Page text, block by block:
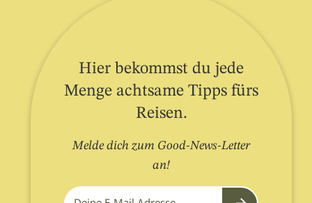
Hier bekommst du jede
Menge achtsame Tipps fürs
Reisen.
Melde dich zum Good-News-Letter
an!